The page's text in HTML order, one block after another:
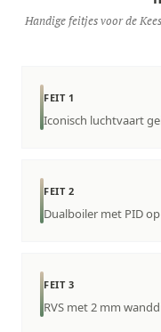
Handige feitjes voor de
FEIT 1
Iconisch luchtvaart
FEIT 2
Dualboiler met PID
FEIT 3
RVS met 2 mm